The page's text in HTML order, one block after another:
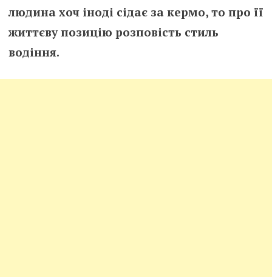
людина хоч іноді сідає за кермо, то про її
життєву позицію розповість стиль
водіння.